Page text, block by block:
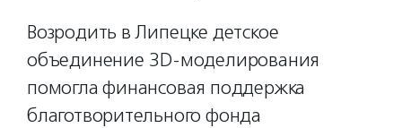
Возродить в Липецке детское
объединение 3D-моделирования
помогла финансовая поддержка
благотворительного фонда